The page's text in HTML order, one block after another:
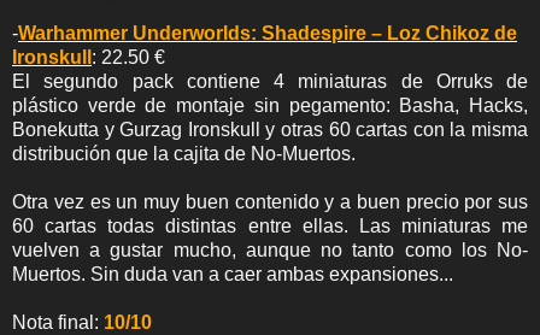
-Warhammer Underworlds: Shadespire – Loz Chikoz de
Ironskull : 22.50 €
El segundo pack contiene 4 miniaturas de Orruks de
plástico verde de montaje sin pegamento: Basha, Hacks,
Bonekutta y Gurzag Ironskull y otras 60 cartas con la misma
distribución que la cajita de No-Muertos.
Otra vez es un muy buen contenido y a buen precio por sus
60 cartas todas distintas entre ellas. Las miniaturas me
vuelven a gustar mucho, aunque no tanto como los No-
Muertos. Sin duda van a caer ambas expansiones...
Nota final: 10/10